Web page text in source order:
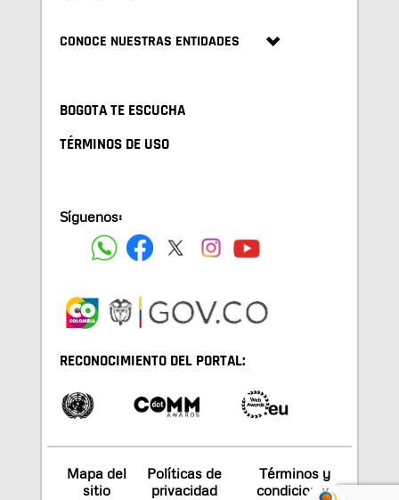
CONOCE NUESTRAS ENTIDADES
BOGOTA TE ESCUCHA
TÉRMINOS DE USO
Síguenos:
RECONOCIMIENTO DEL PORTAL:
Mapa del
sitio
Políticas de
privacidad
Términos y
condiciones